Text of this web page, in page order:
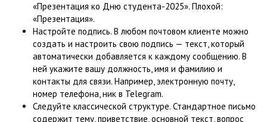
«Презентация ко Дню студента-2025». Плохой:
«Презентация».
Настройте подпись. В любом почтовом клиенте можно
создать и настроить свою подпись — текст, который
автоматически добавляется к каждому сообщению. В
ней укажите вашу должность, имя и фамилию и
контакты для связи. Например, электронную почту,
номер телефона, ник в Telegram.
Следуйте классической структуре. Стандартное письмо
содержит тему, приветствие, основной текст, вопрос